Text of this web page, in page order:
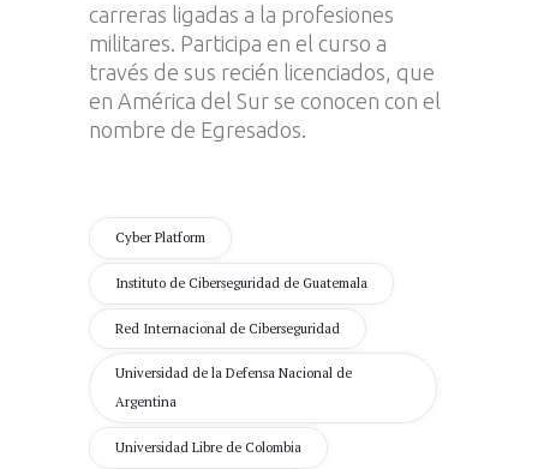
carreras ligadas a la profesiones
militares. Participa en el curso a
través de sus recién licenciados, que
en América del Sur se conocen con el
nombre de Egresados.
Cyber Platform
Instituto de Ciberseguridad de Guatemala
Red Internacional de Ciberseguridad
Universidad de la Defensa Nacional de
Argentina
Universidad Libre de Colombia